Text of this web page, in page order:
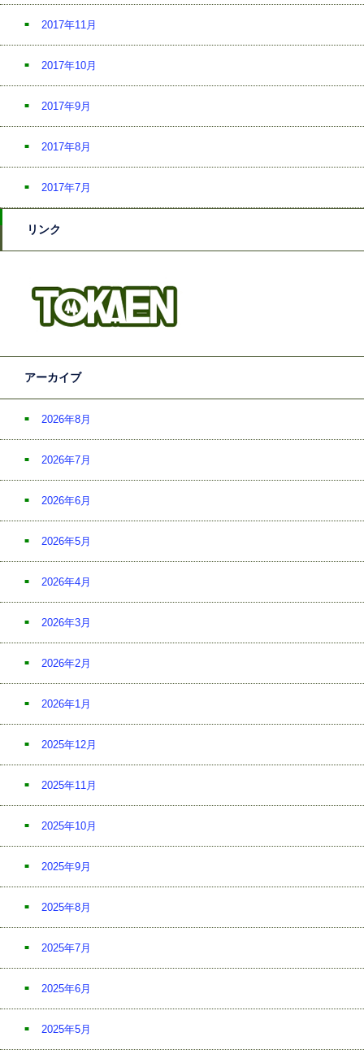
2017年11月
2017年10月
2017年9月
2017年8月
2017年7月
リンク
アーカイブ
2026年8月
2026年7月
2026年6月
2026年5月
2026年4月
2026年3月
2026年2月
2026年1月
2025年12月
2025年11月
2025年10月
2025年9月
2025年8月
2025年7月
2025年6月
2025年5月